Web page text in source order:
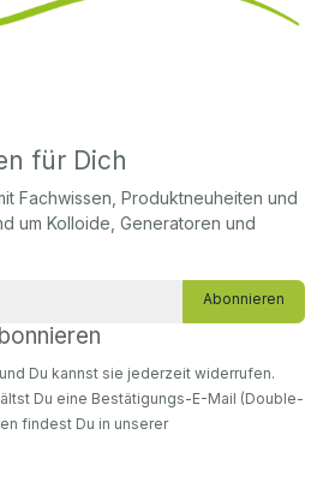
für Dich
Fachwissen, Produktneuheiten und
um Kolloide, Generatoren und
Abonnieren
Du kannst sie jederzeit widerrufen.
Du eine Bestätigungs-E-Mail (Double-
findest Du in unserer